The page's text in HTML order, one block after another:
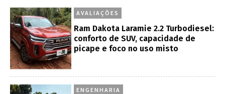
AVALIAÇÕES
Ram Dakota Laramie 2.2 Turbodiesel:
conforto de SUV, capacidade de
picape e foco no uso misto
ENGENHARIA